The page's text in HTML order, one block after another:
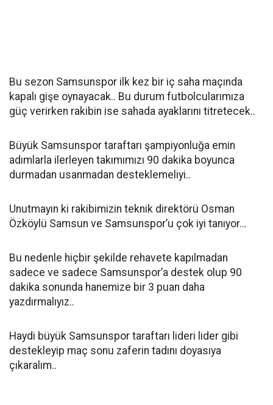
Bu sezon Samsunspor ilk kez bir iç saha maçında
kapalı gişe oynayacak.. Bu durum futbolcularımıza
güç verirken rakibin ise sahada ayaklarını titretecek..
Büyük Samsunspor taraftarı şampiyonluğa emin
adımlarla ilerleyen takımımızı 90 dakika boyunca
durmadan usanmadan desteklemeliyi..
Unutmayın ki rakibimizin teknik direktörü Osman
Özköylü Samsun ve Samsunspor’u çok iyi tanıyor…
Bu nedenle hiçbir şekilde rehavete kapılmadan
sadece ve sadece Samsunspor’a destek olup 90
dakika sonunda hanemize bir 3 puan daha
yazdırmalıyız..
Haydi büyük Samsunspor taraftarı lideri lider gibi
destekleyip maç sonu zaferin tadını doyasıya
çıkaralım..